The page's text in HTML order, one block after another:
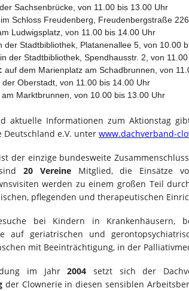
Sachsenbrücke, von 11.00 bis 13.00 Uhr
im Schloss Freudenberg, Freudenbergstraße
Ludwigsplatz, von 11.00 bis 14.00 Uhr
der Stadtbibliothek, Platanenallee 5, von 10.00
in der Stadtbibliothek, Spendhausstr. 2, von
auf dem Marienplatz am Schadbrunnen, von
der Oberstadt, von 11.00 bis 14.00 Uhr
am Marktbrunnen, von 10.00 bis 13.00 Uhr
aktuelle Informationen zum Aktionstag
Deutschland e.V. unter www.dachverband-
der einzige bundesweite
sind20 VereineMitglied, die Einsätze
werden zu einem großen Teil
pflegenden und therapeutischen
bei Kindern in Krankenhäusern,
auf geriatrischen und
mit Beeinträchtigung, in der
im Jahr2004 setzt sich der
der Clownerie in diesen sensiblen